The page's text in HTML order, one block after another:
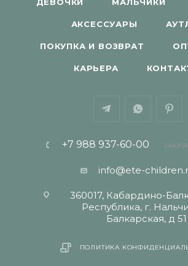
ДЕВОЧКИ МАЛЬЧИКИ
АКСЕССУАРЫ
ПОКУПКА И ВОЗВРАТ
КАРЬЕРА
+7 988 937-60-00
info@ete-
360017, Кабардино-
Республика, г.
Балкарская, д 51
ПОЛИТИКА